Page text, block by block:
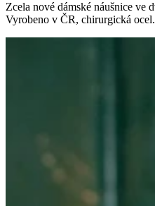
Zcela nové dámské náušnice
Vyrobeno v ČR, chirurgická ocel.